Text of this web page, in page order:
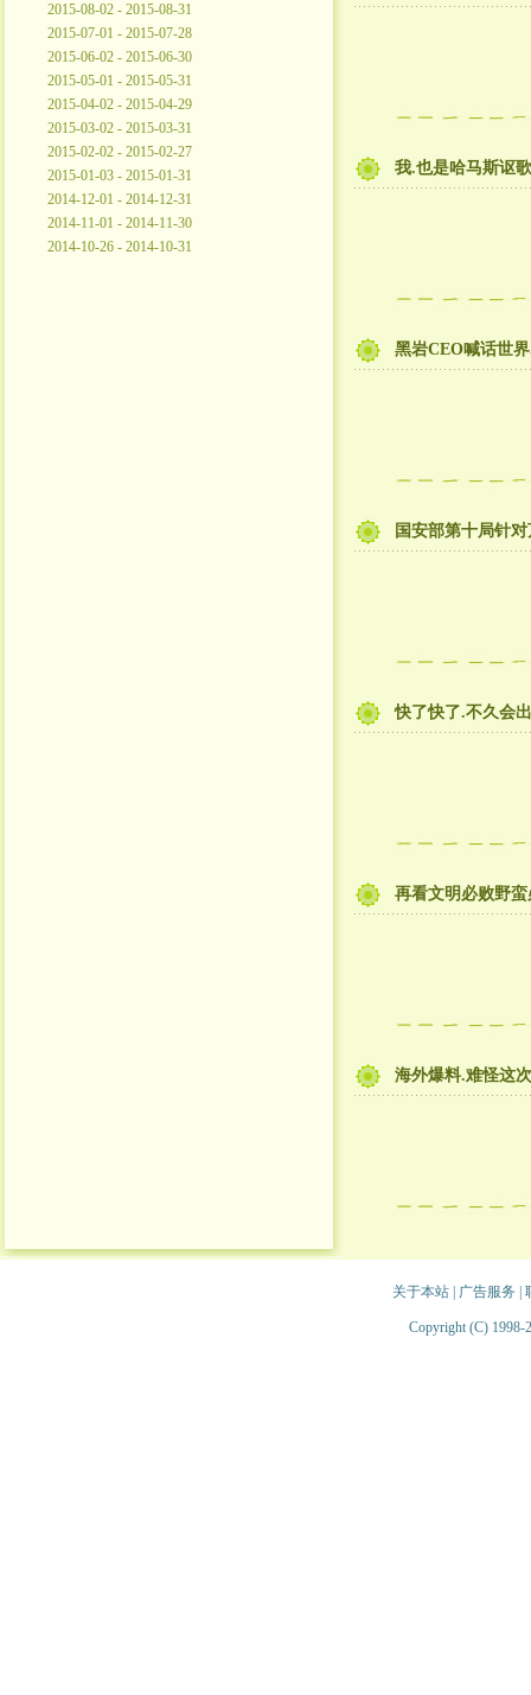
2015-08-02 - 2015-08-31
2015-07-01 - 2015-07-28
2015-06-02 - 2015-06-30
2015-05-01 - 2015-05-31
2015-04-02 - 2015-04-29
2015-03-02 - 2015-03-31
2015-02-02 - 2015-02-27
2015-01-03 - 2015-01-31
2014-12-01 - 2014-12-31
2014-11-01 - 2014-11-30
2014-10-26 - 2014-10-31
我.也是哈马斯讴
黑岩CEO喊话世
国安部第十局针
快了快了.不久会
再看文明必败野
海外爆料.难怪这
关于本站| 广告服务
Copyright (C) 1998-